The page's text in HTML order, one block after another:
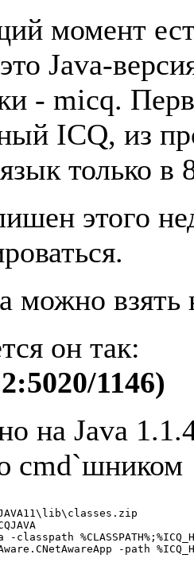
момент
Java-
- micq.
ICQ, из
только в
этого
можно взять
он так:
1146)
на Java
cmd`шником
-path